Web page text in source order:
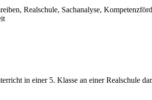
Realschule, Sachanalyse,
in einer 5. Klasse an einer Realschule